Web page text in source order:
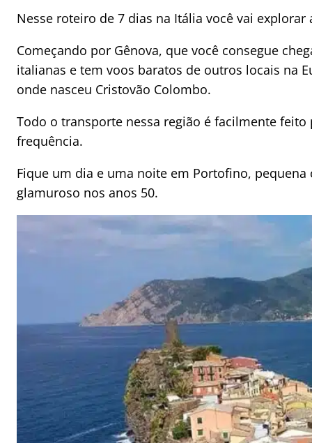
Nesse roteiro de 7 dias na Itália você vai
Começando por Gênova, que você consegue
italianas e tem voos baratos de outros locais na
onde nasceu Cristovão Colombo.
Todo o transporte nessa região é facilmente
frequência.
Fique um dia e uma noite em Portofino,
glamuroso nos anos 50.